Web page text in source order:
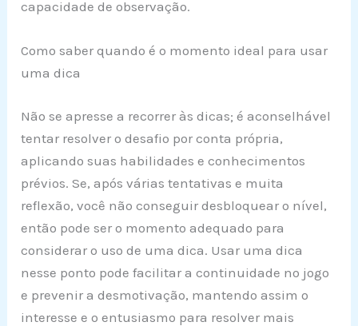
capacidade de observação.
Como saber quando é o momento ideal para usar
uma dica
Não se apresse a recorrer às dicas; é aconselhável
tentar resolver o desafio por conta própria,
aplicando suas habilidades e conhecimentos
prévios. Se, após várias tentativas e muita
reflexão, você não conseguir desbloquear o nível,
então pode ser o momento adequado para
considerar o uso de uma dica. Usar uma dica
nesse ponto pode facilitar a continuidade no jogo
e prevenir a desmotivação, mantendo assim o
interesse e o entusiasmo para resolver mais